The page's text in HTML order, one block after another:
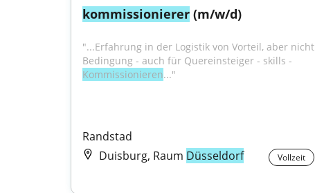
kommissionierer (m/w/d)
"...Erfahrung in der Logistik von Vorteil, aber nicht
Kommissionieren..."
Randstad
Duisburg, Raum Düsseldorf Vollzeit